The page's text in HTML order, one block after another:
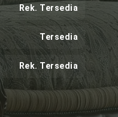
Rek. Tersedia
Tersedia
Rek. Tersedia